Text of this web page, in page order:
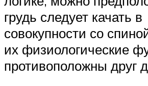
грудь следует качать в
совокупности со
их физиологические
противоположны друг